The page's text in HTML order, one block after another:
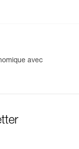
avec